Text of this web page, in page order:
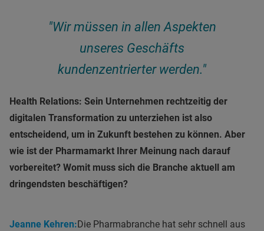
"Wir müssen in allen Aspekten
unseres Geschäfts
kundenzentrierter werden."
Health Relations: Sein Unternehmen rechtzeitig der
digitalen Transformation zu unterziehen ist also
entscheidend, um in Zukunft bestehen zu können. Aber
wie ist der Pharmamarkt Ihrer Meinung nach darauf
vorbereitet? Womit muss sich die Branche aktuell am
dringendsten beschäftigen?
Jeanne Kehren: Die Pharmabranche hat sehr schnell aus